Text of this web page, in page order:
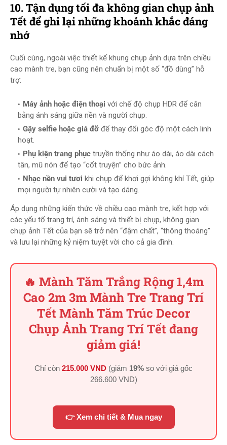
10. Tận dụng tối đa không gian chụp ảnh
Tết để ghi lại những khoảnh khắc đáng
nhớ
Cuối cùng, ngoài việc thiết kế khung chụp ảnh dựa trên chiều
cao mành tre, bạn cũng nên chuẩn bị một số “đồ dùng” hỗ
trợ:
Máy ảnh hoặc điện thoại với chế độ chụp HDR để cân
bằng ánh sáng giữa nền và người chụp.
Gậy selfie hoặc giá đỡ để thay đổi góc độ một cách linh
hoạt.
Phụ kiện trang phục truyền thống như áo dài, áo dài cách
tân, mũ nón để tạo “cốt truyện” cho bức ảnh.
Nhạc nền vui tươi khi chụp để khơi gợi không khí Tết, giúp
mọi người tự nhiên cười và tạo dáng.
Áp dụng những kiến thức về chiều cao mành tre, kết hợp với
các yếu tố trang trí, ánh sáng và thiết bị chụp, không gian
chụp ảnh Tết của bạn sẽ trở nên “đậm chất”, “thông thoáng”
và lưu lại những kỷ niệm tuyệt vời cho cả gia đình.
🔥 Mành Tăm Trắng Rộng 1,4m
Cao 2m 3m Mành Tre Trang Trí
Tết Mành Tăm Trúc Decor
Chụp Ảnh Trang Trí Tết đang
giảm giá!
Chỉ còn 215.000 VND (giảm 19% so với giá gốc
266.600 VND)
👉 Xem chi tiết & Mua ngay